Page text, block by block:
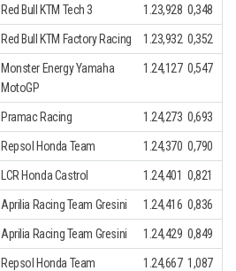
Red Bull KTM Tech 3 1.23,928 0,348
Red Bull KTM Factory Racing 1.23,932 0,352
Monster Energy Yamaha
MotoGP
1.24,127 0,547
Pramac Racing 1.24,273 0,693
Repsol Honda Team 1.24,370 0,790
LCR Honda Castrol 1.24,401 0,821
Aprilia Racing Team Gresini 1.24,416 0,836
Aprilia Racing Team Gresini 1.24,429 0,849
Repsol Honda Team 1.24,667 1,087